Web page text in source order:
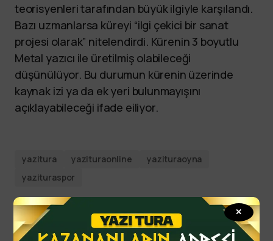
✕
teorisyenleri tarafından büyük ilgiyle karşılandı.
Bazı uzmanlarsa küreyi “ilgi çekici bir sanat
projesi olarak” nitelendirdi. Kürenin 3 boyutlu
Metal yazıcı ile üretilmiş olabileceği
düşünülüyor. Bu durumun kürenin üzerinde
kaynak izi ya da ek yeri bulunmayışını
açıklayabileceği ifade eiliyor.
yazitura yazituraonline
yazituraoyna
yazituraspor
By YTSPOR